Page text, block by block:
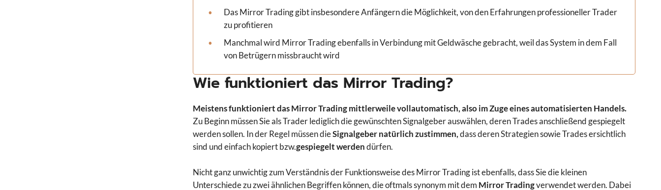
Das Mirror Trading gibt insbesondere Anfängern die Möglichkeit, von den Erfahrungen professioneller Trader
zu profitieren
Manchmal wird Mirror Trading ebenfalls in Verbindung mit Geldwäsche gebracht, weil das System in dem Fall
von Betrügern missbraucht wird
Wie funktioniert das Mirror Trading?
Meistens funktioniert das Mirror Trading mittlerweile vollautomatisch, also im Zuge eines automatisierten Handels.
Zu Beginn müssen Sie als Trader lediglich die gewünschten Signalgeber auswählen, deren Trades anschließend gespiegelt
werden sollen. In der Regel müssen dieSignalgeber natürlich zustimmen,dass deren Strategien sowie Trades ersichtlich
sind und einfach kopiert bzw.gespiegelt werdendürfen.
Nicht ganz unwichtig zum Verständnis der Funktionsweise des Mirror Trading ist ebenfalls, dass Sie die kleinen
Unterschiede zu zwei ähnlichen Begriffen können, die oftmals synonym mit dem Mirror Tradingverwendet werden. Dabei